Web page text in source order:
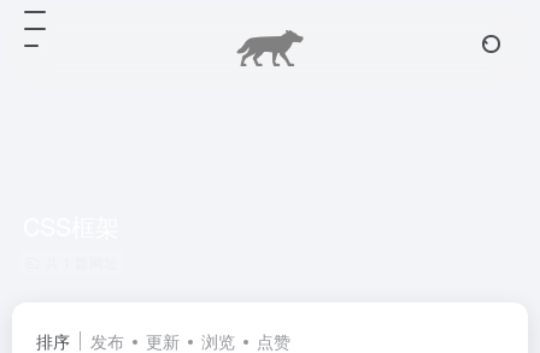
排序 发布 更新 浏览 点赞